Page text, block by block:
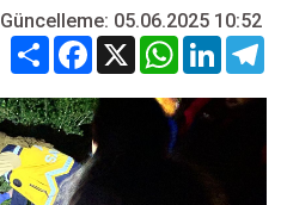
Güncelleme: 05.06.2025 10:52
Share Facebook
X WhatsApp